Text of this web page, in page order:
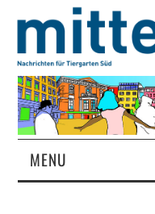
MENU